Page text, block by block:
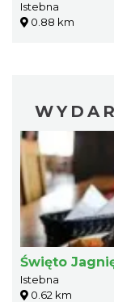
Istebna
0.88 km
Święto
Istebna
0.62 km